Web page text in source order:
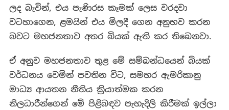
ලද බැවින්, එය පැණිරස කෑමක් ලෙස වරදවා
වටහාගෙන, ළමයින් එය මිලදී ගෙන අනුභව කරන
බවට මහජනතාව අතර බියක් ඇති කර තිබෙනවා.
ඒ අනුව මහජනතාව තුළ මේ සම්බන්ධයෙන් බියක්
වර්ධනය වෙමින් පවතින විට, සමහර ඇමරිකානු
මාධ්‍ය ආයතන නීතිය ක්‍රියාත්මක කරන
නිලධාරීන්ගෙන් මේ පිළිබඳව පැහැදිලි කිරීමක් ඉල්ලා